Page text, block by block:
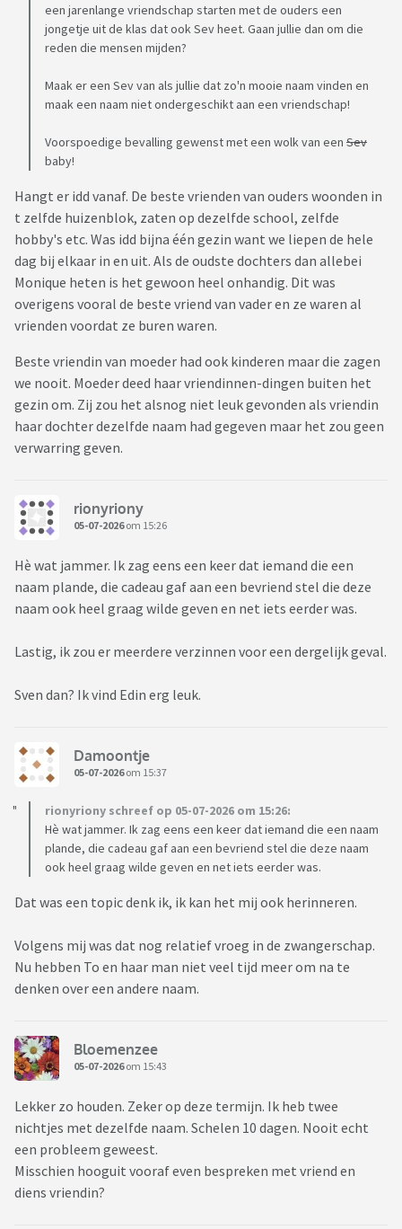
een jarenlange vriendschap starten met de ouders een
jongetje uit de klas dat ook Sev heet. Gaan jullie dan om die
reden die mensen mijden?
Maak er een Sev van als jullie dat zo'n mooie naam vinden en
maak een naam niet ondergeschikt aan een vriendschap!
Voorspoedige bevalling gewenst met een wolk van een Sev
baby!
Hangt er idd vanaf. De beste vrienden van ouders woonden in
t zelfde huizenblok, zaten op dezelfde school, zelfde
hobby's etc. Was idd bijna één gezin want we liepen de hele
dag bij elkaar in en uit. Als de oudste dochters dan allebei
Monique heten is het gewoon heel onhandig. Dit was
overigens vooral de beste vriend van vader en ze waren al
vrienden voordat ze buren waren.
Beste vriendin van moeder had ook kinderen maar die zagen
we nooit. Moeder deed haar vriendinnen-dingen buiten het
gezin om. Zij zou het alsnog niet leuk gevonden als vriendin
haar dochter dezelfde naam had gegeven maar het zou geen
verwarring geven.
rionyriony
05-07-2026om 15:26
Hè wat jammer. Ik zag eens een keer dat iemand die een
naam plande, die cadeau gaf aan een bevriend stel die deze
naam ook heel graag wilde geven en net iets eerder was.
Lastig, ik zou er meerdere verzinnen voor een dergelijk geval.
Sven dan? Ik vind Edin erg leuk.
Damoontje
05-07-2026om 15:37
rionyriony schreef op 05-07-2026 om 15:26:
Hè wat jammer. Ik zag eens een keer dat iemand die een naam
plande, die cadeau gaf aan een bevriend stel die deze naam
ook heel graag wilde geven en net iets eerder was.
Dat was een topic denk ik, ik kan het mij ook herinneren.
Volgens mij was dat nog relatief vroeg in de zwangerschap.
Nu hebben To en haar man niet veel tijd meer om na te
denken over een andere naam.
Bloemenzee
05-07-2026om 15:43
Lekker zo houden. Zeker op deze termijn. Ik heb twee
nichtjes met dezelfde naam. Schelen 10 dagen. Nooit echt
een probleem geweest.
Misschien hooguit vooraf even bespreken met vriend en
diens vriendin?